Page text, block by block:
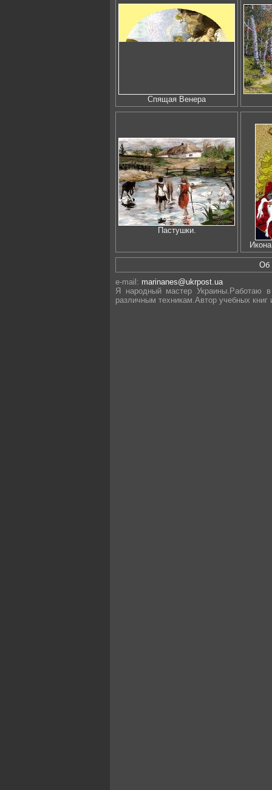
Спящая Венера
Пастушки.
Об
e-mail: marinanes@ukrpost.ua
Я народный мастер Украины.Работаю
различным техникам.Автор учебных книг